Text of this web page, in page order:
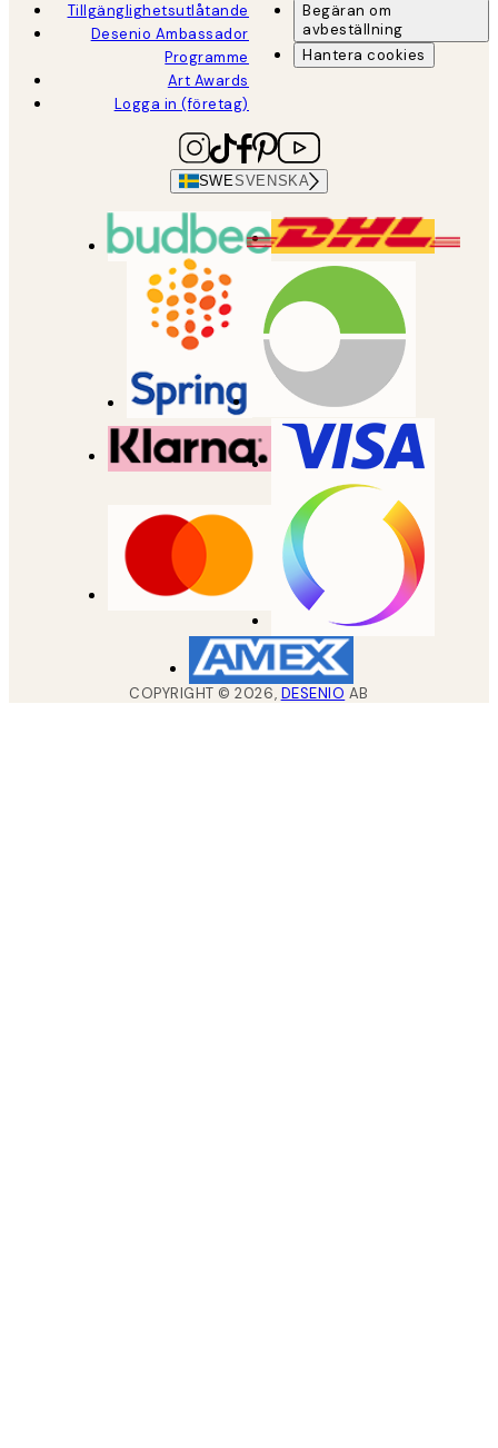
Tillgänglighetsutlåtande
Desenio Ambassador
Programme
Art Awards
Logga in (företag)
Begäran om
avbeställning
Hantera cookies
SWESVENSKA
COPYRIGHT ©2026, DESENIO AB